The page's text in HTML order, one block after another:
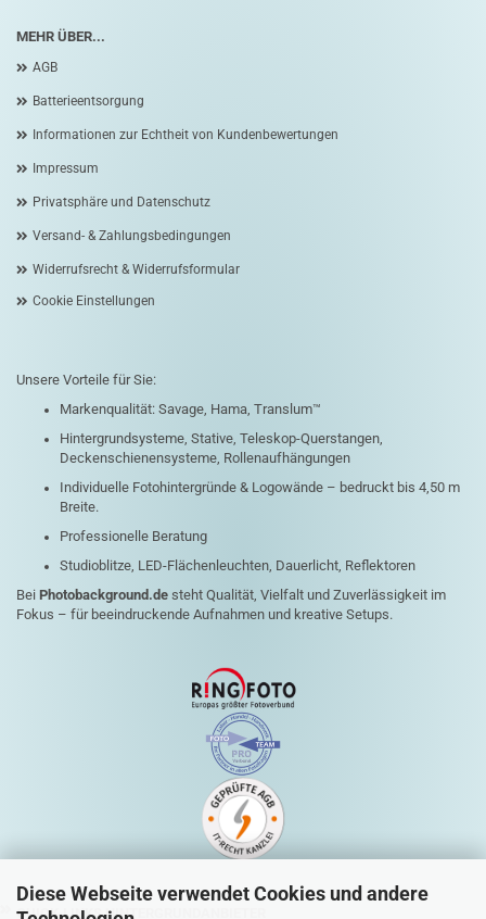
Diese Webseite verwendet Cookies und andere
MEHR ÜBER...
AGB
Batterieentsorgung
Informationen zur Echtheit von Kundenbewertungen
Impressum
Privatsphäre und Datenschutz
Versand- & Zahlungsbedingungen
Widerrufsrecht & Widerrufsformular
Cookie Einstellungen
Unsere Vorteile für Sie:
Markenqualität: Savage, Hama, Translum™
Hintergrundsysteme, Stative, Teleskop-Querstangen,
Deckenschienensysteme, Rollenaufhängungen
Individuelle Fotohintergründe & Logowände – bedruckt bis 4,50 m
Breite.
Professionelle Beratung
Studioblitze, LED-Flächenleuchten, Dauerlicht, Reflektoren
Bei Photobackground.de steht Qualität, Vielfalt und Zuverlässigkeit im
Fokus – für beeindruckende Aufnahmen und kreative Setups.
QUICK-LINKS HINTERGRUNDANBIETER